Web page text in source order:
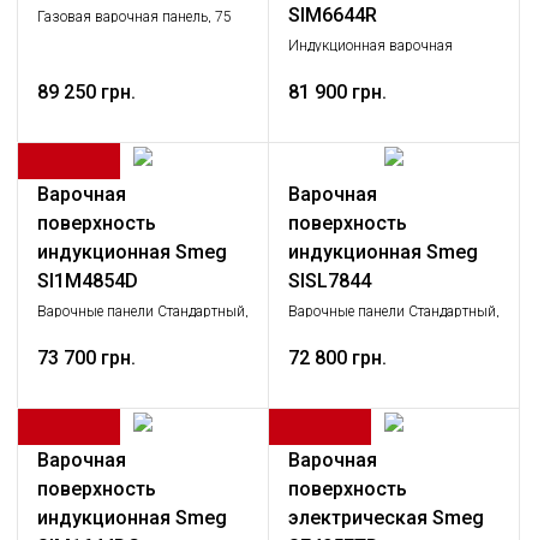
Газовая варочная панель, 75
89 250 грн.
SIM6644R
Индукционная варочная
медный край
81 900 грн.
Варочная
поверхность
индукционная Smeg
SI1M4854D
Варочные панели Стандартный,
73 700 грн.
Варочная
поверхность
индукционная Smeg
SISL7844
Варочные панели Стандартный,
72 800 грн.
Варочная
поверхность
индукционная Smeg
Варочная
поверхность
электрическая Smeg